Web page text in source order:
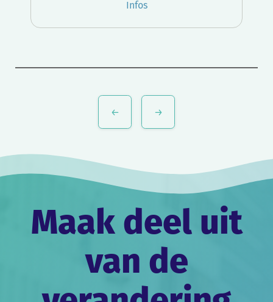
Infos
Maak deel uit
van de